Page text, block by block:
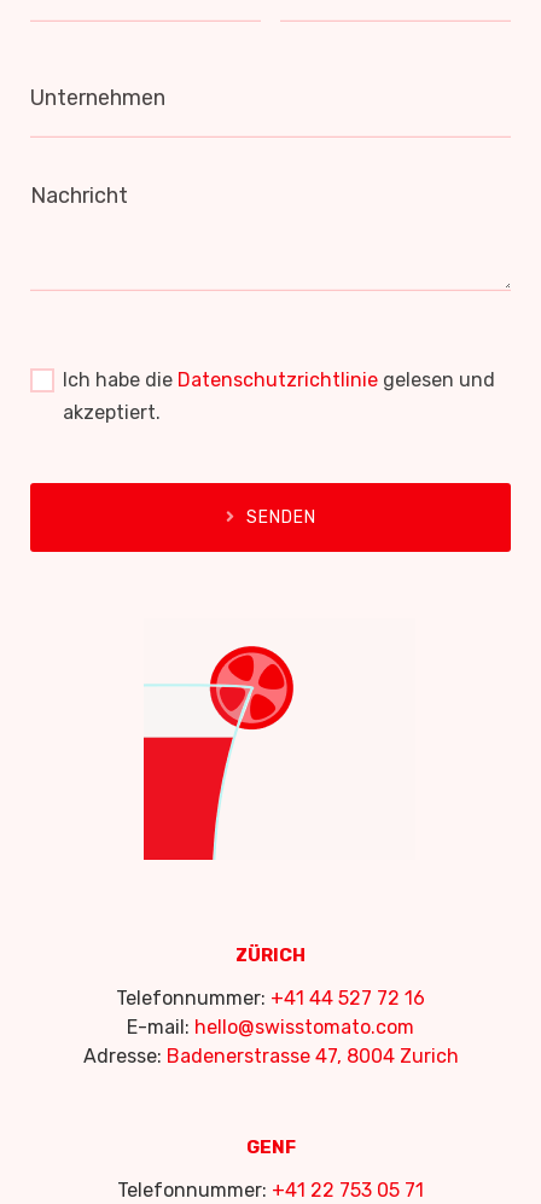
Unternehmen
Nachricht
Ich habe die Datenschutzrichtlinie gelesen und
akzeptiert.
SENDEN
ZÜRICH
Telefonnummer: +41 44 527 72 16
E-mail: hello@swisstomato.com
Adresse: Badenerstrasse 47, 8004 Zurich
GENF
Telefonnummer: +41 22 753 05 71